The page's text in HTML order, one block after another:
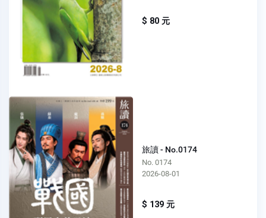
$ 80 元
旅讀 - No.0174
No. 0174
2026-08-01
$ 139 元